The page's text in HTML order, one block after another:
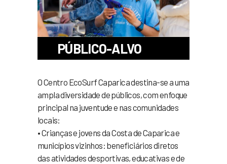
PÚBLICO-ALVO
O Centro EcoSurf Caparica destina-se a uma
ampla diversidade de públicos, com enfoque
principal na juventude e nas comunidades
locais:
• Crianças e jovens da Costa de Caparica e
municípios vizinhos: beneficiários diretos
das atividades desportivas, educativas e de